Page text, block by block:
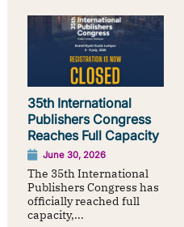
35th International
Publishers Congress
Reaches Full Capacity
June 30, 2026
The 35th International
Publishers Congress has
officially reached full
capacity,...